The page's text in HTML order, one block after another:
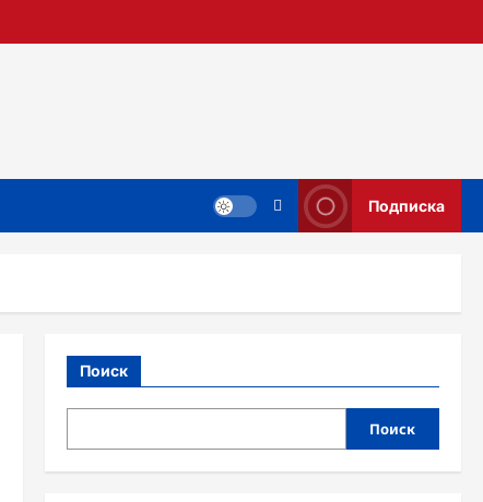
Подписка
Поиск
Поиск